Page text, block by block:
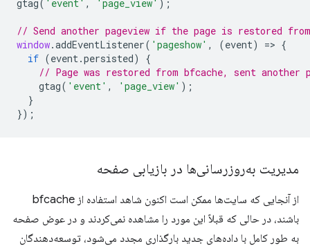
gtag( 'event' , 'page_view' );
// Send another pageview if the page is restored
window.addEventListener( 'pageshow' , (event) => {
if (event.persisted)
{
// Page was restored from bfcache, sent another
gtag( 'event' , 'page_view' );
}
});
مدیریت به‌روزرسانی‌ها در بازیابی صفحه
از آنجایی که سایت‌ها ممکن است اکنون شاهد استفاده از bfcache
باشند، در حالی که قبلاً این مورد را مشاهده نمی‌کردند و در عوض صفحه
به طور کامل با داده‌های جدید بارگذاری مجدد می‌شود، توسعه‌دهندگان